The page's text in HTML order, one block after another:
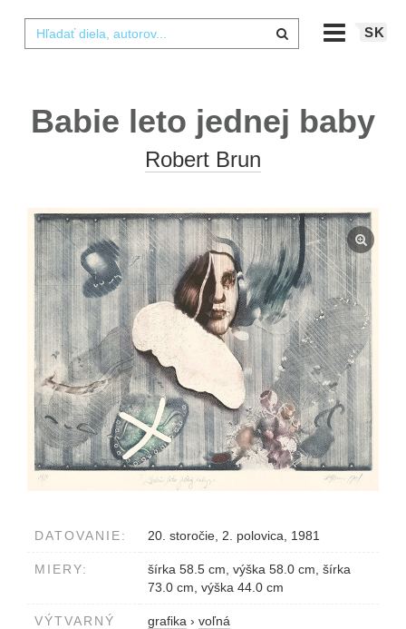
SK
Babie leto jednej baby
Robert Brun
DATOVANIE: 20. storočie, 2. polovica, 1981
MIERY:
šírka 58.5 cm, výška 58.0 cm, šírka
73.0 cm, výška 44.0 cm
VÝTVARNÝ
grafika › voľná